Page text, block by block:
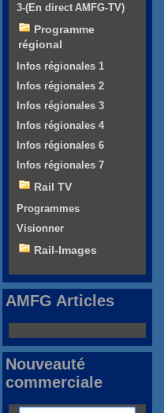
3-(En direct AMFG-TV)
Programme
régional
Infos régionales 1
Infos régionales 2
Infos régionales 3
Infos régionales 4
Infos régionales 6
Infos régionales 7
Rail TV
Programmes
Visionner
Rail-Images
AMFG Articles
Nouveauté
commerciale